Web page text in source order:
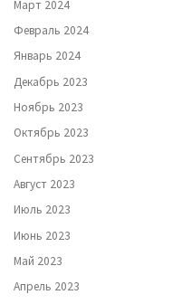
Март 2024
Февраль 2024
Январь 2024
Декабрь 2023
Ноябрь 2023
Октябрь 2023
Сентябрь 2023
Август 2023
Июль 2023
Июнь 2023
Май 2023
Апрель 2023